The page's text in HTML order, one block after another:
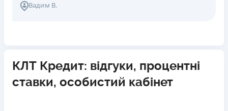
Вадим В.
КЛТ Кредит: відгуки, процентні
ставки, особистий кабінет